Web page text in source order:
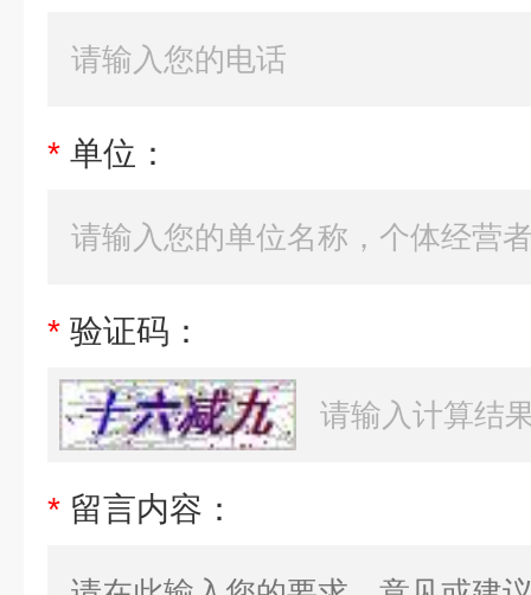
* 单位：
* 验证码：
* 留言内容：